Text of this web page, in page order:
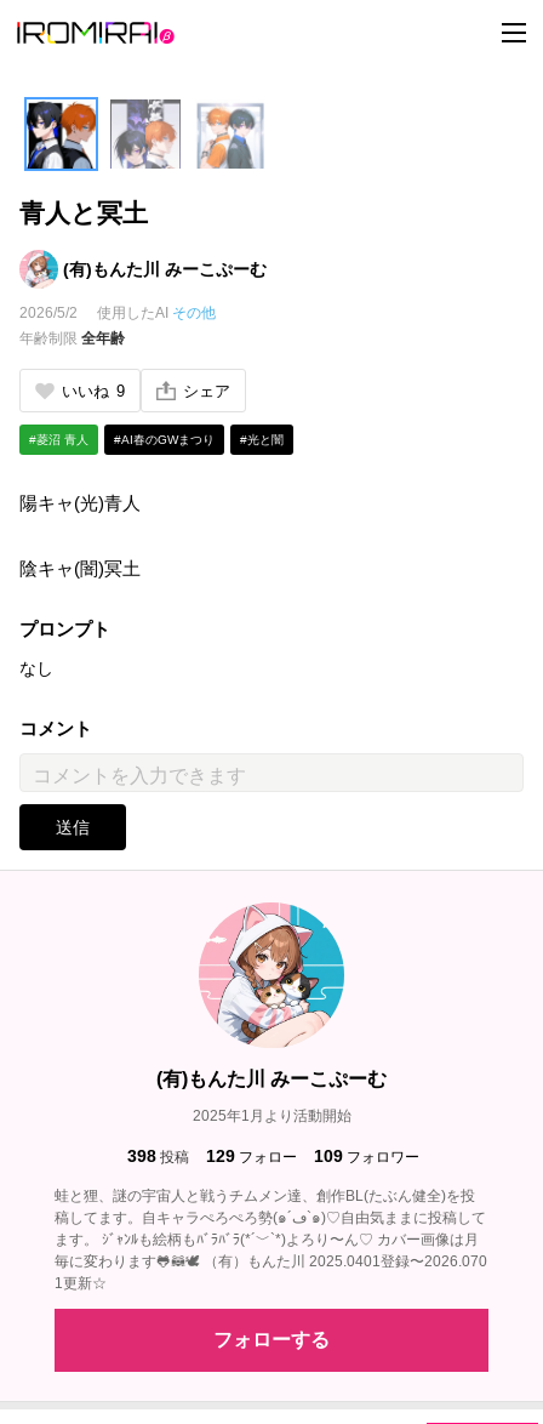
t
o
青人と冥土
(有)もんた川 みーこぷーむ
2026/5/2 使用したAI その他
年齢制限 全年齢
いいね 9 シェア
#菱沼 青人 #AI春のGWまつり #光と闇
陽キャ(光)青人
陰キャ(闇)冥土
プロンプト
なし
コメント
送信
(有)もんた川 みーこぷーむ
2025年1月より活動開始
398 投稿 129 フォロー 109 フォロワー
蛙と狸、謎の宇宙人と戦うチムメン達、創作BL(たぶん健全)を投
稿してます。自キャラぺろぺろ勢(๑´ڡ`๑)♡自由気ままに投稿して
ます。 ｼﾞｬﾝﾙも絵柄もﾊﾞﾗﾊﾞﾗ(*´﹀`*)よろり〜ん♡ カバー画像は月
毎に変わります🐸🦝🕊‎ （有）もんた川 2025.0401登録〜2026.070
1更新☆
フォローする